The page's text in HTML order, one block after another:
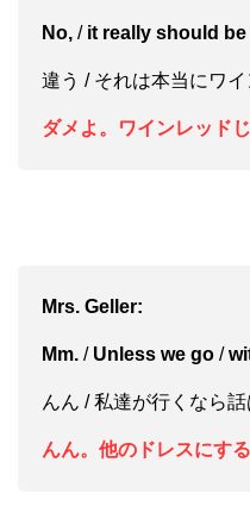
No, /it really should
違う / それは本当にワ
ダメよ。ワインレッド
Mrs. Geller:
Mm. /Unless we go /
んん / 私達が行くなら
んん。他のドレスにす